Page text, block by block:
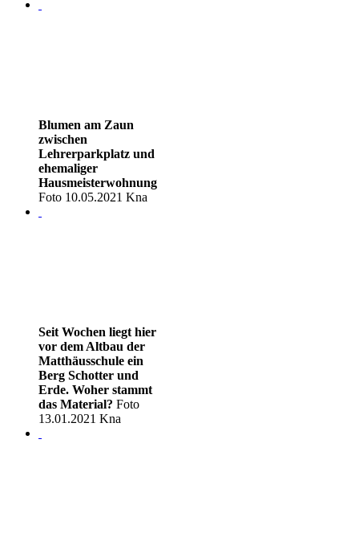
Blumen am Zaun
zwischen
Lehrerparkplatz und
ehemaliger
Hausmeisterwohnung
Foto 10.05.2021 Kna
Seit Wochen liegt hier
vor dem Altbau der
Matthäusschule ein
Berg Schotter und
Erde. Woher stammt
das Material? Foto
13.01.2021 Kna